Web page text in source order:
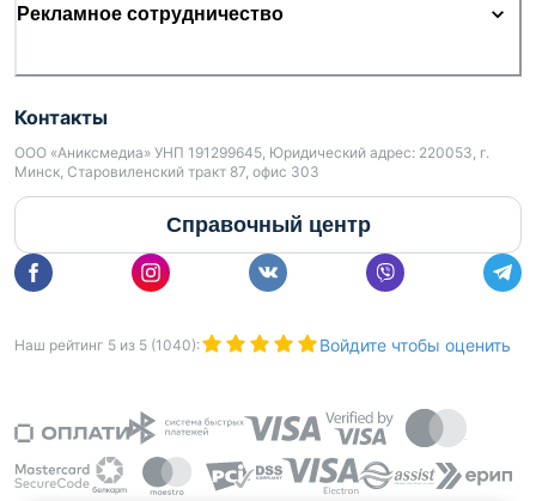
Рекламное сотрудничество
Контакты
ООО «Аниксмедиа» УНП 191299645, Юридический адрес: 220053, г.
Минск, Старовиленский тракт 87, офис 303
Справочный центр
Наш рейтинг 5 из 5 (1040): Войдите чтобы оценить